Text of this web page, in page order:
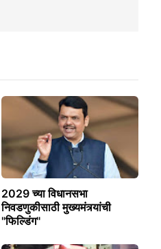
2029 च्या विधानसभा
निवडणुकीसाठी मुख्यमंत्र्यांची
"फिल्डिंग"